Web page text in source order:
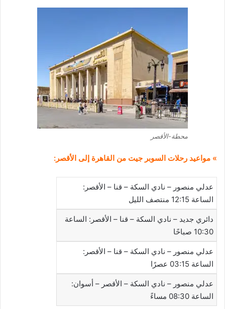
محطة-الأقصر
» مواعيد رحلات السوبر جيت من القاهرة إلى الأقصر:
عدلي منصور – نادي السكة – قنا – الأقصر:
الساعة 12:15 منتصف الليل
دائري جديد – نادي السكة – قنا – الأقصر: الساعة
10:30 صباحًا
عدلي منصور – نادي السكة – قنا – الأقصر:
الساعة 03:15 عصرًا
عدلي منصور – نادي السكة – الأقصر – أسوان:
الساعة 08:30 مساءً